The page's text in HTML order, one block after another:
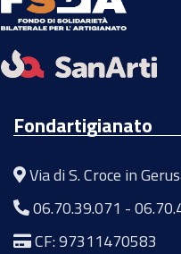
Fondartigianato
Via di S. Croce in
06.70.39.071 -
CF: 97311470583